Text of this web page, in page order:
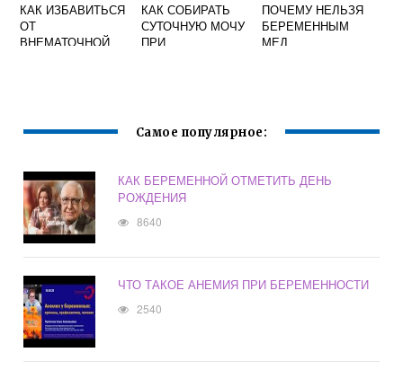
КАК ИЗБАВИТЬСЯ
ОТ
ВНЕМАТОЧНОЙ
КАК СОБИРАТЬ
СУТОЧНУЮ МОЧУ
ПРИ
ПОЧЕМУ НЕЛЬЗЯ
БЕРЕМЕННЫМ
МЕД
Самое популярное:
КАК БЕРЕМЕННОЙ ОТМЕТИТЬ ДЕНЬ
РОЖДЕНИЯ
8640
ЧТО ТАКОЕ АНЕМИЯ ПРИ БЕРЕМЕННОСТИ
2540